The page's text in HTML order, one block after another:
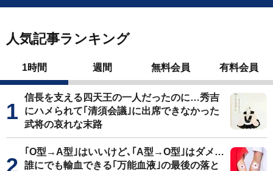
人気記事ランキング
1時間 週間 無料会員 有料会員
信長を支える四天王の一人だったのに…秀吉
にハメられて｢清須会議｣に出席できなかった
武将の哀れな末路
｢O型→A型｣はいいけど､｢A型→O型｣はダメ…
誰にでも輸血できる｢万能血液｣の最後の落と